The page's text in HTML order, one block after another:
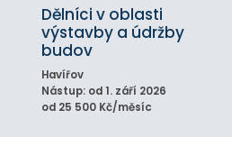
Dělníci v oblasti
výstavby a údržby
budov
Havířov
Nástup: od 1. září 2026
od 25 500 Kč/měsíc